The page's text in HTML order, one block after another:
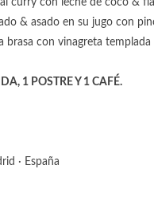
curry con leche de coco &
& asado en su jugo con
brasa con vinagreta
1 POSTRE Y 1 CAFÉ.
· España